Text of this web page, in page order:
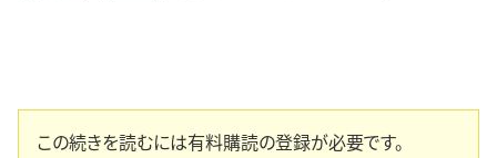
この続きを読むには有料購読の登録が必要です。